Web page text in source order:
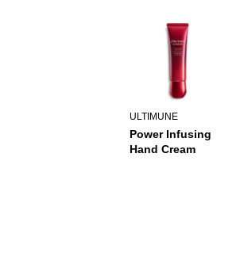
ULTIMUNE
Power Infusing
Hand Cream